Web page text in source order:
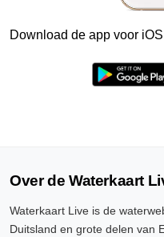
Download de app voor
Over de Waterkaart
Waterkaart Live is de
Duitsland en grote delen van